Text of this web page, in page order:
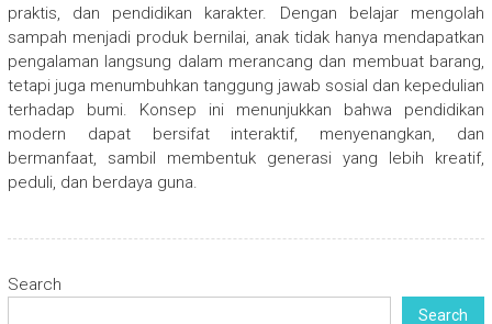
praktis, dan pendidikan karakter. Dengan belajar mengolah
sampah menjadi produk bernilai, anak tidak hanya mendapatkan
pengalaman langsung dalam merancang dan membuat barang,
tetapi juga menumbuhkan tanggung jawab sosial dan kepedulian
terhadap bumi. Konsep ini menunjukkan bahwa pendidikan
modern dapat bersifat interaktif, menyenangkan, dan
bermanfaat, sambil membentuk generasi yang lebih kreatif,
peduli, dan berdaya guna.
Search
Search